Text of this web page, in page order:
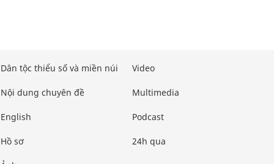
Dân tộc thiểu số và miền núi
Nội dung chuyên đề
English
Hồ sơ
Video
Multimedia
Podcast
24h qua